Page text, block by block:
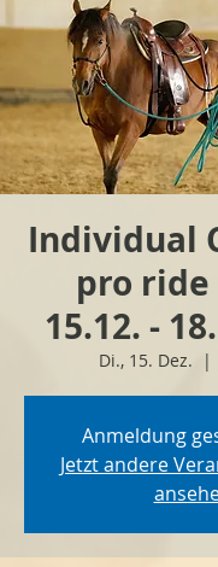
Individual
pro ride
15.12. -
Di., 15. Dez.
  |
Anmeldung
Jetzt andere